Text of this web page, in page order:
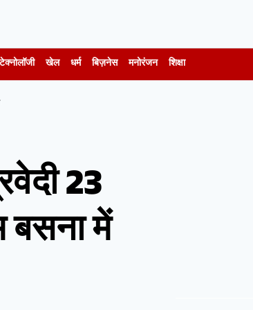
टेक्नोलॉजी खेल धर्म बिज़नेस मनोरंजन शिक्षा
23
बसना में